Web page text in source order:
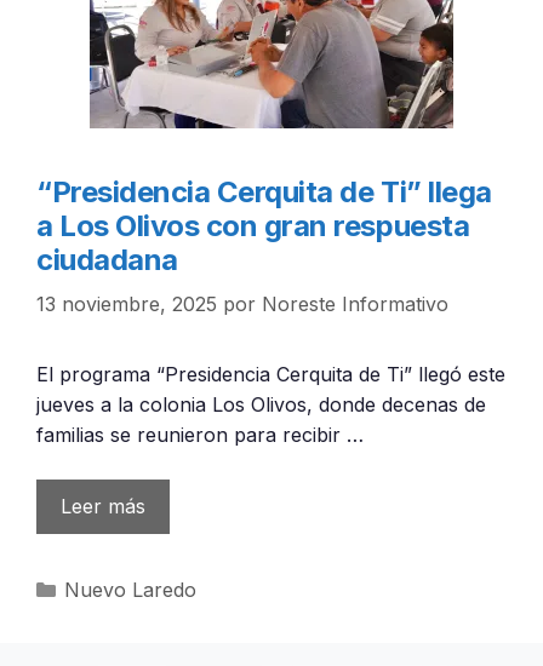
“Presidencia Cerquita de Ti” llega
a Los Olivos con gran respuesta
ciudadana
13 noviembre, 2025 por Noreste Informativo
El programa “Presidencia Cerquita de Ti” llegó este
jueves a la colonia Los Olivos, donde decenas de
familias se reunieron para recibir …
Leer más
Categorías
Nuevo Laredo